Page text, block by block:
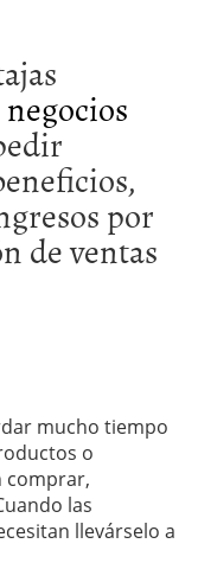
negocios
por
de ventas
mucho tiempo
o
comprar,
las
llevárselo a